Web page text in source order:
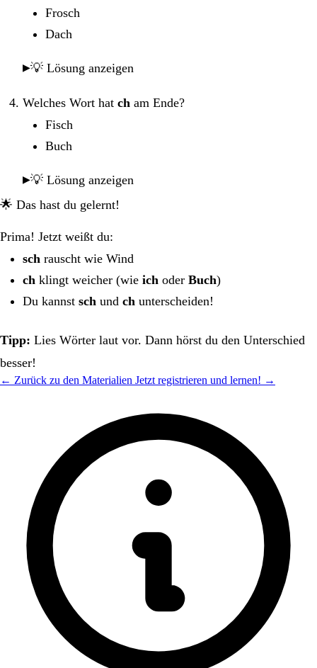
Frosch
Dach
💡 Lösung anzeigen
Welches Wort hat ch am Ende?
Fisch
Buch
💡 Lösung anzeigen
🌟 Das hast du gelernt!
Prima! Jetzt weißt du:
sch rauscht wie Wind
ch klingt weicher (wie ich oder Buch)
Du kannst sch und ch unterscheiden!
Tipp: Lies Wörter laut vor. Dann hörst du den Unterschied
besser!
← Zurück zu den Materialien Jetzt registrieren und lernen! →